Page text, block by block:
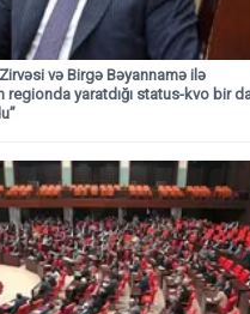
və Birgə Bəyannamə ilə
regionda yaratdığı status-kvo bir